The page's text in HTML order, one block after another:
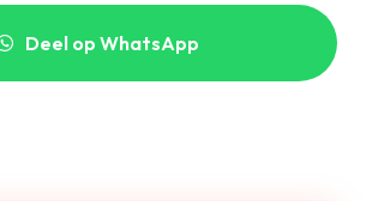
Deel op WhatsApp